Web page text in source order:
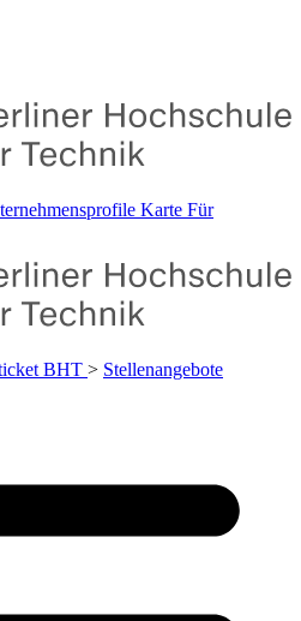
Karte Für
BHT > Stellenangebote